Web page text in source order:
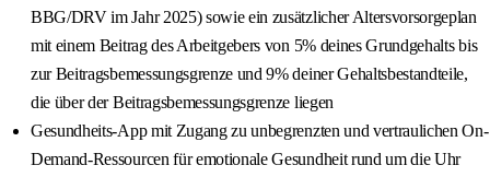
BBG/DRV im Jahr 2025) sowie ein zusätzlicher Altersvorsorgeplan
mit einem Beitrag des Arbeitgebers von 5% deines Grundgehalts bis
zur Beitragsbemessungsgrenze und 9% deiner Gehaltsbestandteile,
die über der Beitragsbemessungsgrenze liegen
Gesundheits-App mit Zugang zu unbegrenzten und vertraulichen On-
Demand-Ressourcen für emotionale Gesundheit rund um die Uhr